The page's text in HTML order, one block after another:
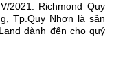
2021. Richmond Quy
Tp.Quy Nhơn là sản
dành đến cho quý